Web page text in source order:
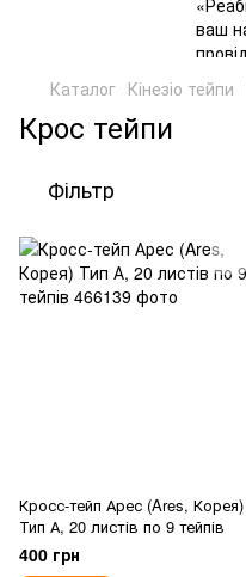
Каталог Кінезіо тейпи
Крос тейпи
Фільтр
Кросс-тейп Арес (Ares, Корея)
Тип А, 20 листів по 9 тейпів
400 грн